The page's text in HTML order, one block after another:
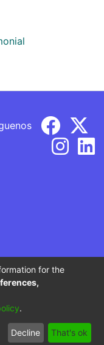
de Educación
y vigilancia
Nacional.
Send
Feedback
for the
.
Decline That's ok